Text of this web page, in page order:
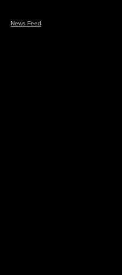
News Feed